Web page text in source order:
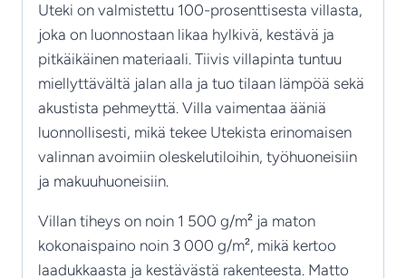
Uteki on valmistettu 100-prosenttisesta villasta,
joka on luonnostaan likaa hylkivä, kestävä ja
pitkäikäinen materiaali. Tiivis villapinta tuntuu
miellyttävältä jalan alla ja tuo tilaan lämpöä sekä
akustista pehmeyttä. Villa vaimentaa ääniä
luonnollisesti, mikä tekee Utekista erinomaisen
valinnan avoimiin oleskelutiloihin, työhuoneisiin
ja makuuhuoneisiin.
Villan tiheys on noin 1 500 g/m² ja maton
kokonaispaino noin 3 000 g/m², mikä kertoo
laadukkaasta ja kestävästä rakenteesta. Matto